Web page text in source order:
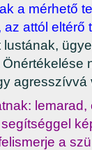
a mérhető
attól eltérő
agresszívvá
a